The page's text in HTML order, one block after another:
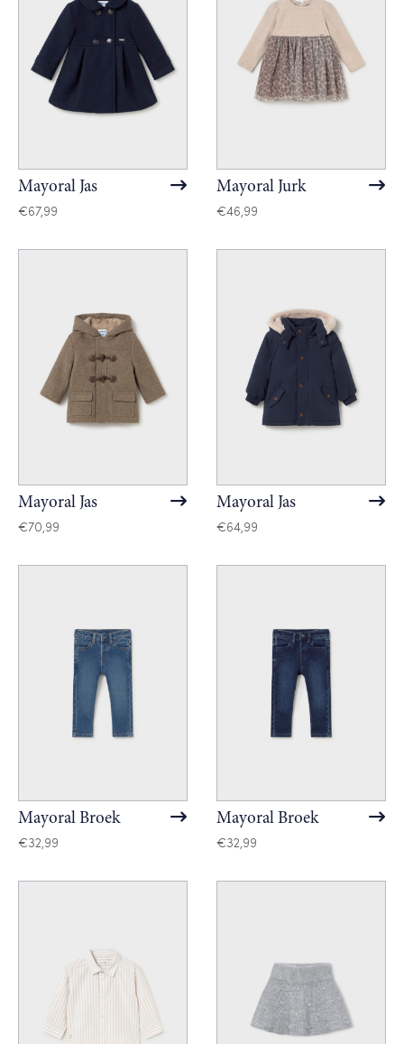
Mayoral Jas
€67,99
Mayoral Jurk
€46,99
Mayoral Jas
€70,99
Mayoral Jas
€64,99
Mayoral Broek
€32,99
Mayoral Broek
€32,99